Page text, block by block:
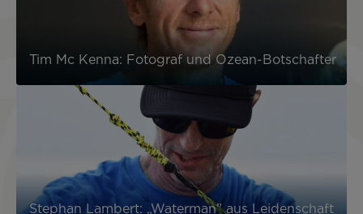
Tim Mc Kenna: Fotograf und Ozean-Botschafter
Stephan Lambert: „Waterman” aus Leidenschaft